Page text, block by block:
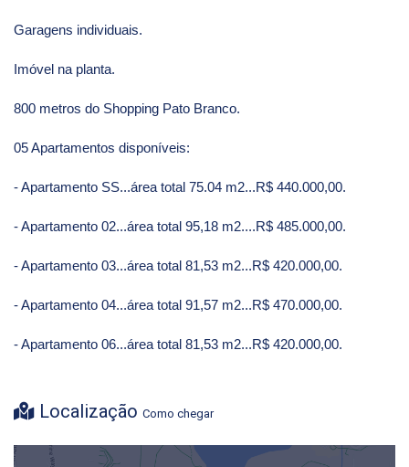
Garagens individuais.
Imóvel na planta.
800 metros do Shopping Pato Branco.
05 Apartamentos disponíveis:
- Apartamento SS...área total 75.04 m2...R$ 440.000,00.
- Apartamento 02...área total 95,18 m2....R$ 485.000,00.
- Apartamento 03...área total 81,53 m2...R$ 420.000,00.
- Apartamento 04...área total 91,57 m2...R$ 470.000,00.
- Apartamento 06...área total 81,53 m2...R$ 420.000,00.
Localização Como chegar